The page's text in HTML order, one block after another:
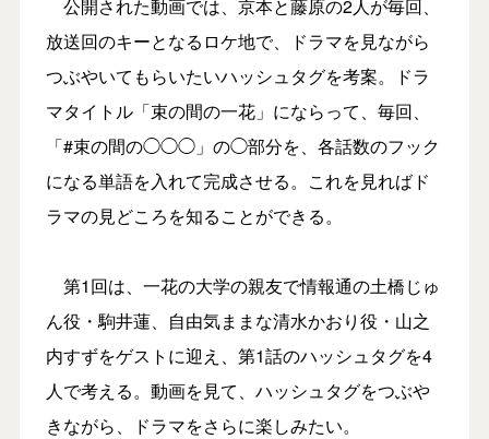
公開された動画では、京本と藤原の2人が毎回、
放送回のキーとなるロケ地で、ドラマを見ながら
つぶやいてもらいたいハッシュタグを考案。ドラ
マタイトル「束の間の一花」にならって、毎回、
「#束の間の◯◯◯」の◯部分を、各話数のフック
になる単語を入れて完成させる。これを見ればド
ラマの見どころを知ることができる。
第1回は、一花の大学の親友で情報通の土橋じゅ
ん役・駒井蓮、自由気ままな清水かおり役・山之
内すずをゲストに迎え、第1話のハッシュタグを4
人で考える。動画を見て、ハッシュタグをつぶや
きながら、ドラマをさらに楽しみたい。